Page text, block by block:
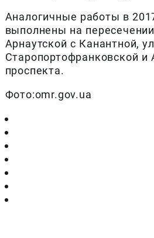
Аналогичные работы в
выполнены на
Арнаутской с Канантной,
Старопортофранковской и
проспекта.
Фото:omr.gov.ua